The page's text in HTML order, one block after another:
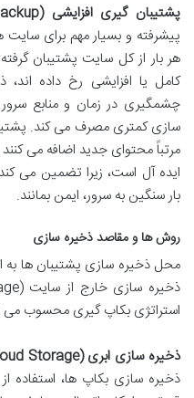
پشتیبان گیری افزایشی (Incremental Backup):
پیشرفته و بسیار مهم برای
هر بار از کل سایت پشتیبان
کامل یا افزایشی رخ داده
چشمگیری در زمان و منابع
سازی کمتری مصرف می کند.
مرتباً محتوای جدید اضافه می
ایده آل است، زیرا تضمین می
بار سنگین به سرور، ایمن بمانند.
روش ها و مقاصد ذخیره سازی
محل ذخیره سازی پشتیبان ها به
استراتژی بکاپ گیری محسوب
ذخیره سازی ابری (Cloud Storage):
ذخیره سازی بکاپ ها،